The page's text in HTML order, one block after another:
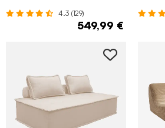
4.3 (129)
549,99 €